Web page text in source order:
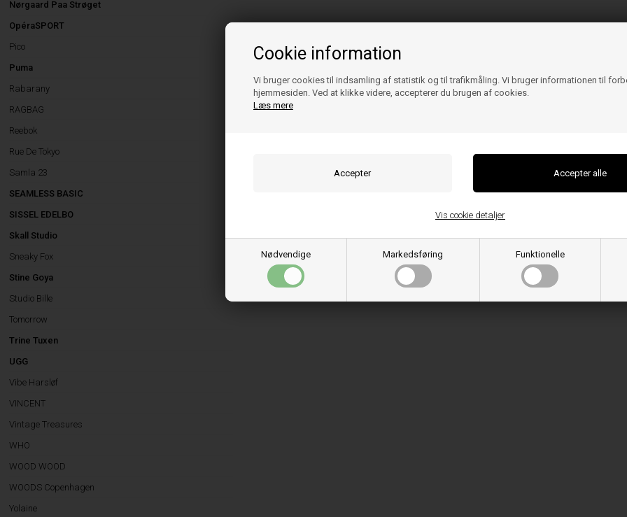
Cookie information
Vi bruger cookies til indsamling af statistik og til trafikmåling. Vi bruger informationen til
hjemmesiden. Ved at klikke videre, accepterer du brugen af cookies.
Læs mere
Nødvendige Markedsføring Funktionelle
Vis cookie detaljer
Nørgaard Paa Strøget
OpéraSPORT
Pico
Puma
Rabarany
RAGBAG
Reebok
Rue De Tokyo
Samla 23
SEAMLESS BASIC
SISSEL EDELBO
Skall Studio
Sneaky Fox
Stine Goya
Studio Bille
Tomorrow
Trine Tuxen
UGG
Vibe Harsløf
VINCENT
Vintage Treasures
WHO
WOOD WOOD
WOODS Copenhagen
Yolaine